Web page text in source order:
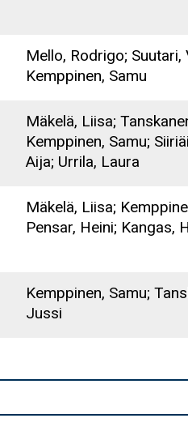
Mello, Rodrigo; Suutari,
Kemppinen, Samu
Mäkelä, Liisa;
Kemppinen, Samu;
Aija; Urrila, Laura
Mäkelä, Liisa;
Pensar, Heini; Kangas,
Kemppinen, Samu;
Jussi